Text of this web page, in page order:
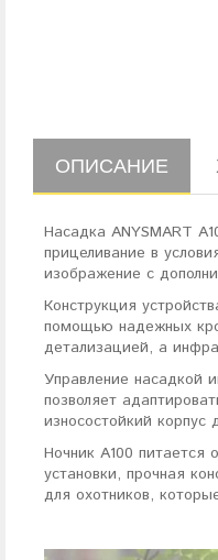
ОПИСАНИЕ
Насадка ANYSMART
прицеливание в
изображение с
Конструкция
помощью надежных
детализацией, а
Управление насадкой
позволяет
износостойкий
Ночник A100 питается
установки, прочная
для охотников,